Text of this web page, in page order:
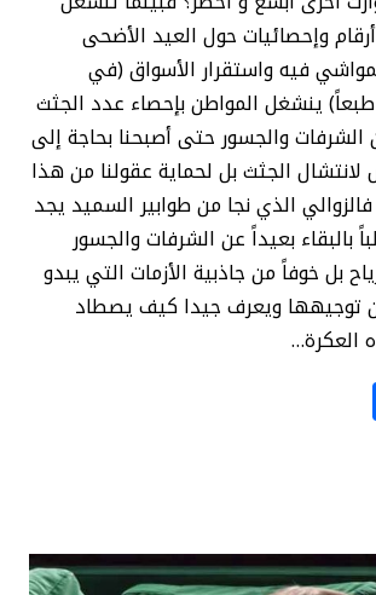
وإحصائيات حول العيد الأضحى
فيه واستقرار الأسواق (في
ينشغل المواطن بإحصاء عدد الجثث
والجسور حتى أصبحنا بحاجة إلى
الجثث بل لحماية عقولنا من هذا
الذي نجا من طوابير السميد يجد
بالبقاء بعيداً عن الشرفات والجسور
بل خوفاً من جاذبية الأزمات التي يبدو
توجيهها ويعرف جيدا كيف يصطاد
العكرة…
S
h